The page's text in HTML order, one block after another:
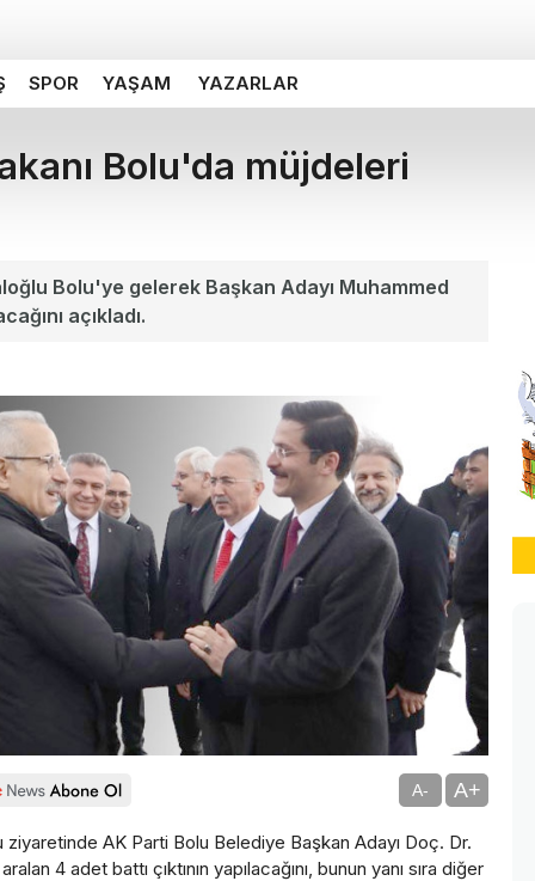
SPOR YAŞAM YAZARLAR
Bolu'da müjdeleri
Bolu'ye gelerek Başkan Adayı Muhammed
açıkladı.
A- A+
ziyaretinde AK Parti Bolu Belediye Başkan Adayı Doç. Dr.
4 adet battı çıktının yapılacağını, bunun yanı sıra diğer